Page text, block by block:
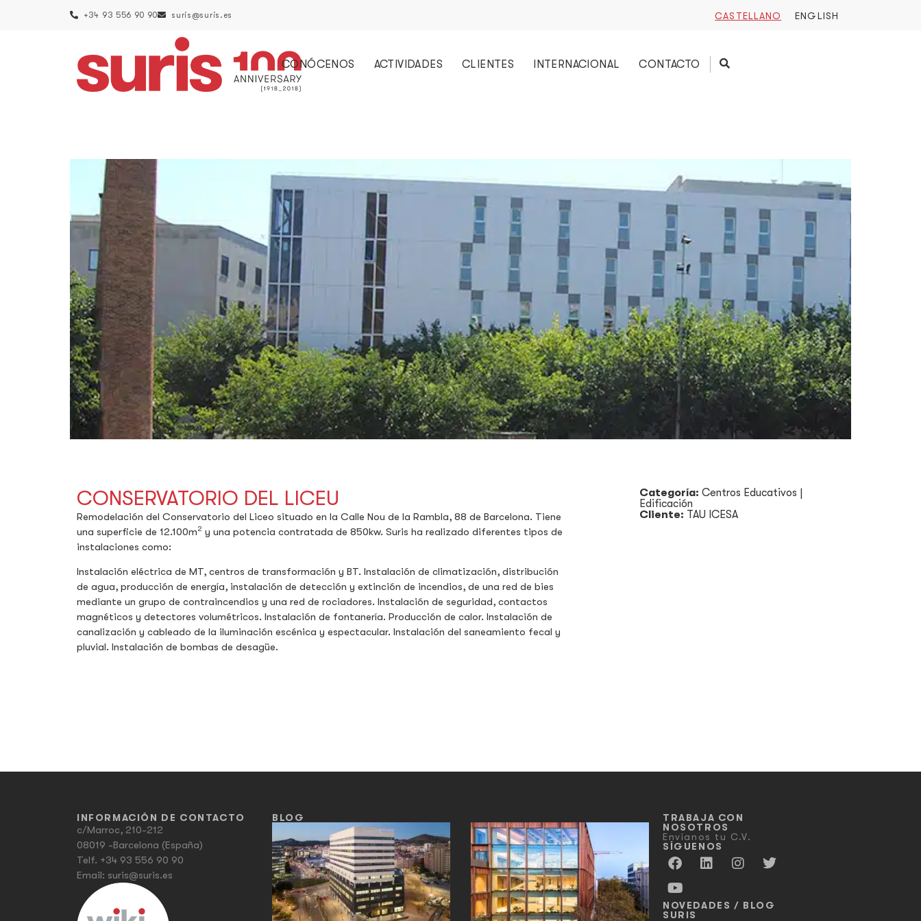
+34 93 556 90 90 suris@suris.es CASTELLANO ENGLISH
CONÓCENOS ACTIVIDADES CLIENTES INTERNACIONAL CONTACTO
CONSERVATORIO DEL LICEU
Remodelación del Conservatorio del Liceo situado en la Calle Nou de la Rambla, 88 de Barcelona. Tiene
una superficie de 12.100m2 y una potencia contratada de 850kw. Suris ha realizado diferentes tipos de
instalaciones como:
Instalación eléctrica de MT, centros de transformación y BT. Instalación de climatización, distribución
de agua, producción de energía, instalación de detección y extinción de incendios, de una red de bies
mediante un grupo de contraincendios y una red de rociadores. Instalación de seguridad, contactos
magnéticos y detectores volumétricos. Instalación de fontanería. Producción de calor. Instalación de
canalización y cableado de la iluminación escénica y espectacular. Instalación del saneamiento fecal y
pluvial. Instalación de bombas de desagüe.
Categoría: Centros Educativos |
Edificación
Cliente: TAU ICESA
INFORMACIÓN DE CONTACTO
c/Marroc, 210-212
08019 -Barcelona (España)
Telf. +34 93 556 90 90
Email: suris@suris.es
BLOG
TRABAJA CON
NOSOTROS
Envíanos tu C.V.
SÍGUENOS
NOVEDADES / BLOG
SURIS